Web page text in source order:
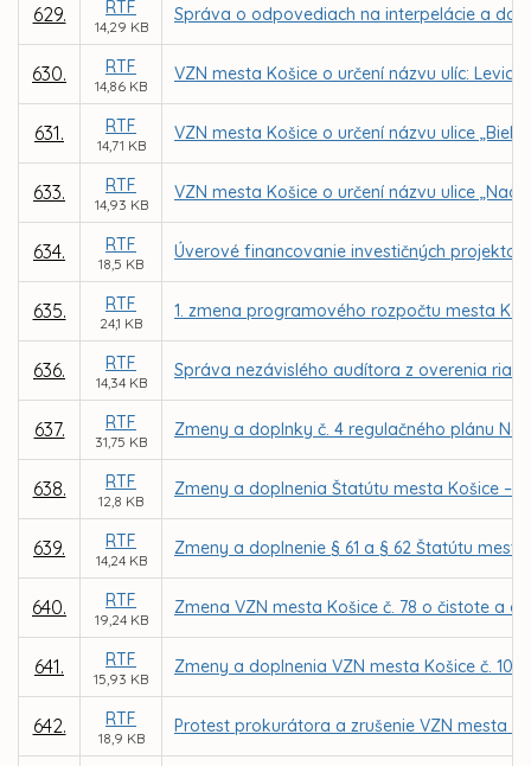
629. RTF
14,29 KB
Správa o odpovediach na interpelácie a
630. RTF
14,86 KB
VZN mesta Košice o určení názvu ulíc:
631. RTF
14,71 KB
VZN mesta Košice o určení názvu ulice
633. RTF
14,93 KB
VZN mesta Košice o určení názvu ulice „Nad
634. RTF
18,5 KB
Úverové financovanie investičných projektov
635. RTF
24,1 KB
1. zmena programového rozpočtu mesta
636. RTF
14,34 KB
Správa nezávislého audítora z overenia
637. RTF
31,75 KB
Zmeny a doplnky č. 4 regulačného plánu
638. RTF
12,8 KB
Zmeny a doplnenia Štatútu mesta Košice –
639. RTF
14,24 KB
Zmeny a doplnenie § 61 a § 62 Štatútu
640. RTF
19,24 KB
Zmena VZN mesta Košice č. 78 o čistote a o
641. RTF
15,93 KB
Zmeny a doplnenia VZN mesta Košice č.
642. RTF
18,9 KB
Protest prokurátora a zrušenie VZN mesta